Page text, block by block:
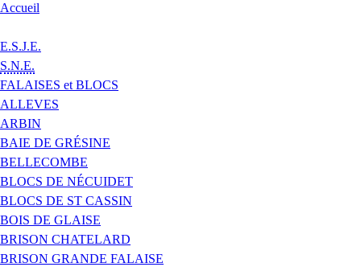
Accueil
E.S.J.E.
S.N.E.
FALAISES et BLOCS
ALLEVES
ARBIN
BAIE DE GRÉSINE
BELLECOMBE
BLOCS DE NÉCUIDET
BLOCS DE ST CASSIN
BOIS DE GLAISE
BRISON CHATELARD
BRISON GRANDE FALAISE